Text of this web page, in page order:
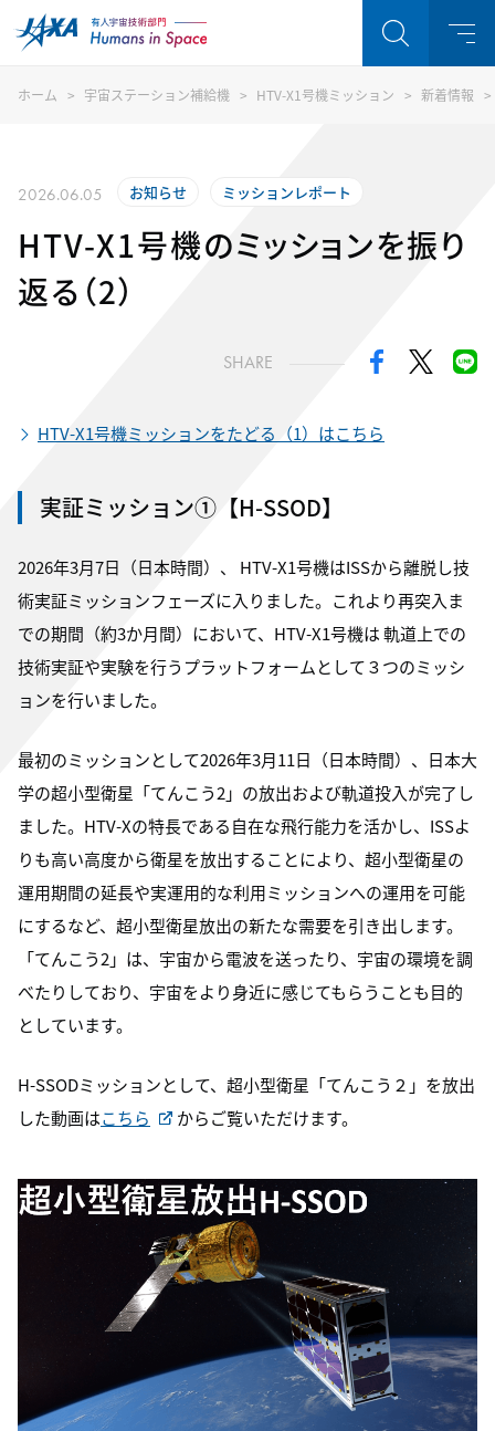
ホーム 宇宙ステーション補給機 HTV-X1号機ミッション 新着情報
2026.06.05 お知らせ ミッションレポート
HTV-X1号機のミッションを振り
返る（2）
SHARE
HTV-X1号機ミッションをたどる（1）はこちら
実証ミッション①【H-SSOD】
2026年3月7日（日本時間）、 HTV-X1号機はISSから離脱し技
術実証ミッションフェーズに入りました。これより再突入ま
での期間（約3か月間）において、HTV-X1号機は 軌道上での
技術実証や実験を行うプラットフォームとして３つのミッシ
ョンを行いました。
最初のミッションとして2026年3月11日（日本時間）、日本大
学の超小型衛星「てんこう2」の放出および軌道投入が完了し
ました。HTV-Xの特長である自在な飛行能力を活かし、ISSよ
りも高い高度から衛星を放出することにより、超小型衛星の
運用期間の延長や実運用的な利用ミッションへの運用を可能
にするなど、超小型衛星放出の新たな需要を引き出します。
「てんこう2」は、宇宙から電波を送ったり、宇宙の環境を調
べたりしており、宇宙をより身近に感じてもらうことも目的
としています。
H-SSODミッションとして、超小型衛星「てんこう２」を放出
した動画はこちら からご覧いただけます。